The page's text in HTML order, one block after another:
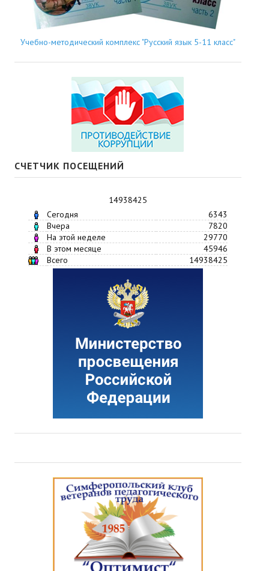
Учебно-методический комплекс "Русский язык 5-11 класс"
СЧЕТЧИК ПОСЕЩЕНИЙ
14938425
Сегодня
6343
Вчера
7820
На этой неделе
29770
В этом месяце
45946
Всего
14938425